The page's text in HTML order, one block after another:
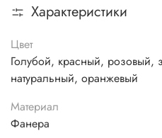
Характеристики
Цвет
Голубой, красный, розовый,
натуральный, оранжевый
Материал
Фанера